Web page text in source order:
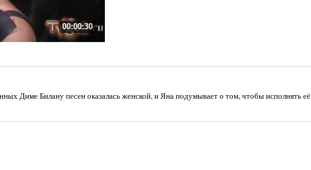
00:00:30
Диме Билану песен оказалась женской, и Яна подумывает о том, чтобы исполнять её